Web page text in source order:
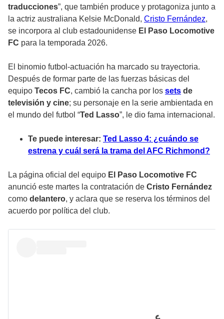
traducciones”, que también produce y protagoniza junto a
la actriz australiana Kelsie McDonald, Cristo Fernández,
se incorpora al club estadounidense El Paso Locomotive
FC para la temporada 2026.
El binomio futbol-actuación ha marcado su trayectoria.
Después de formar parte de las fuerzas básicas del
equipo Tecos FC, cambió la cancha por los sets de
televisión y cine; su personaje en la serie ambientada en
el mundo del futbol “Ted Lasso”, le dio fama internacional.
Te puede interesar: Ted Lasso 4: ¿cuándo se
estrena y cuál será la trama del AFC Richmond?
La página oficial del equipo El Paso Locomotive FC
anunció este martes la contratación de Cristo Fernández
como delantero, y aclara que se reserva los términos del
acuerdo por política del club.